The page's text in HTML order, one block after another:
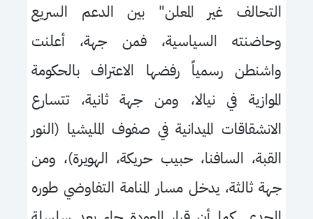
التحالف غير المعلن" بين الدعم السريع
وحاضنته السياسية، فمن جهة، أعلنت
واشنطن رسمياً رفضها الاعتراف بالحكومة
الموازية في نيالا، ومن جهة ثانية، تتسارع
الانشقاقات الميدانية في صفوف المليشيا (النور
القبة، السافنا، حبيب حريكة، الهويرة)، ومن
جهة ثالثة، يدخل مسار المنامة التفاوضي طوره